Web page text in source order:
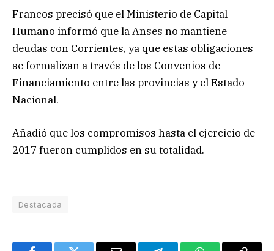
Francos precisó que el Ministerio de Capital
Humano informó que la Anses no mantiene
deudas con Corrientes, ya que estas obligaciones
se formalizan a través de los Convenios de
Financiamiento entre las provincias y el Estado
Nacional.
Añadió que los compromisos hasta el ejercicio de
2017 fueron cumplidos en su totalidad.
Destacada